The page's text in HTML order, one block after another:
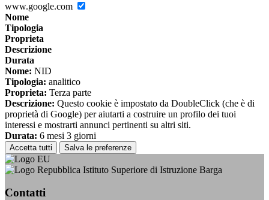
www.google.com
Nome
Tipologia
Proprieta
Descrizione
Durata
Nome: NID
Tipologia: analitico
Proprieta: Terza parte
Descrizione: Questo cookie è impostato da DoubleClick (che è di
proprietà di Google) per aiutarti a costruire un profilo dei tuoi
interessi e mostrarti annunci pertinenti su altri siti.
Durata: 6 mesi 3 giorni
Accetta tutti Salva le preferenze
Istituto Superiore di Istruzione Barga
Contatti